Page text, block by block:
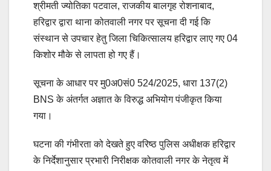
श्रीमती ज्योतिका पटवाल, राजकीय बालगृह रोशनाबाद,
हरिद्वार द्वारा थाना कोतवाली नगर पर सूचना दी गई कि
संस्थान से उपचार हेतु जिला चिकित्सालय हरिद्वार लाए गए 04
किशोर मौके से लापता हो गए हैं।
सूचना के आधार पर मु0अ0सं0 524/2025, धारा 137(2)
BNS के अंतर्गत अज्ञात के विरुद्ध अभियोग पंजीकृत किया
गया।
घटना की गंभीरता को देखते हुए वरिष्ठ पुलिस अधीक्षक हरिद्वार
के निर्देशानुसार प्रभारी निरीक्षक कोतवाली नगर के नेतृत्व में